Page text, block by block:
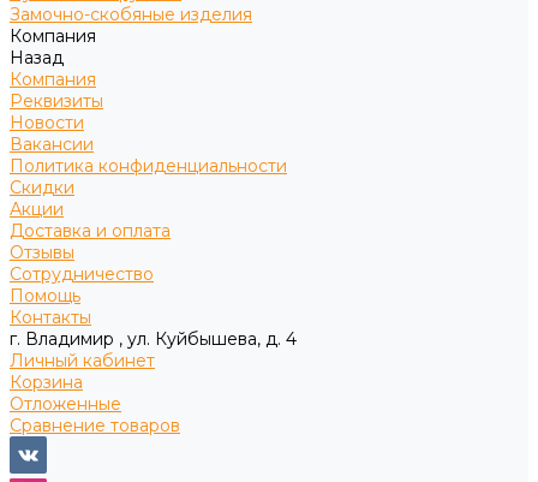
Замочно-скобяные изделия
Компания
Назад
Компания
Реквизиты
Новости
Вакансии
Политика конфиденциальности
Скидки
Акции
Доставка и оплата
Отзывы
Сотрудничество
Помощь
Контакты
г. Владимир , ул. Куйбышева, д. 4
Личный кабинет
Корзина
Отложенные
Сравнение товаров